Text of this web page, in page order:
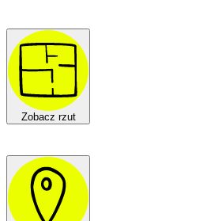
Zobacz rzut